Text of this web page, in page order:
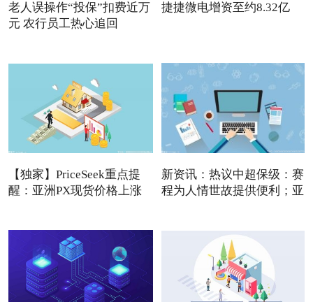
老人误操作“投保”扣费近万
元 农行员工热心追回
捷捷微电增资至约8.32亿
【独家】PriceSeek重点提
醒：亚洲PX现货价格上涨
新资讯：热议中超保级：赛
程为人情世故提供便利；亚